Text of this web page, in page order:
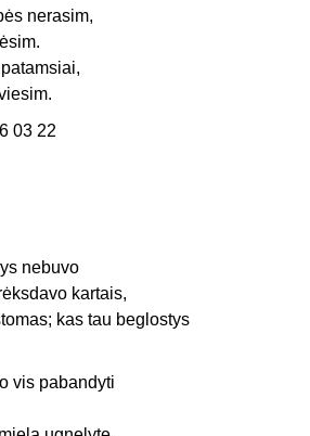
nerasim,
03 22
nebuvo
kartais,
kas tau beglostys
vis pabandyti